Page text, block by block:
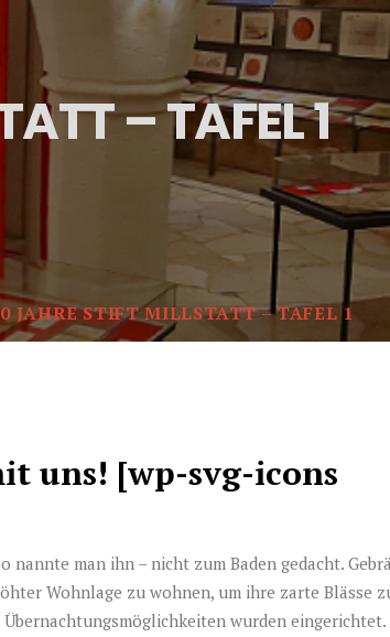
– TAFEL 1
JAHRE STIFT MILLSTATT – TAFEL 1
uns! [wp-svg-icons
nannte man ihn – nicht zum Baden gedacht.
Wohnlage zu wohnen, um ihre zarte Blässe
Übernachtungsmöglichkeiten wurden